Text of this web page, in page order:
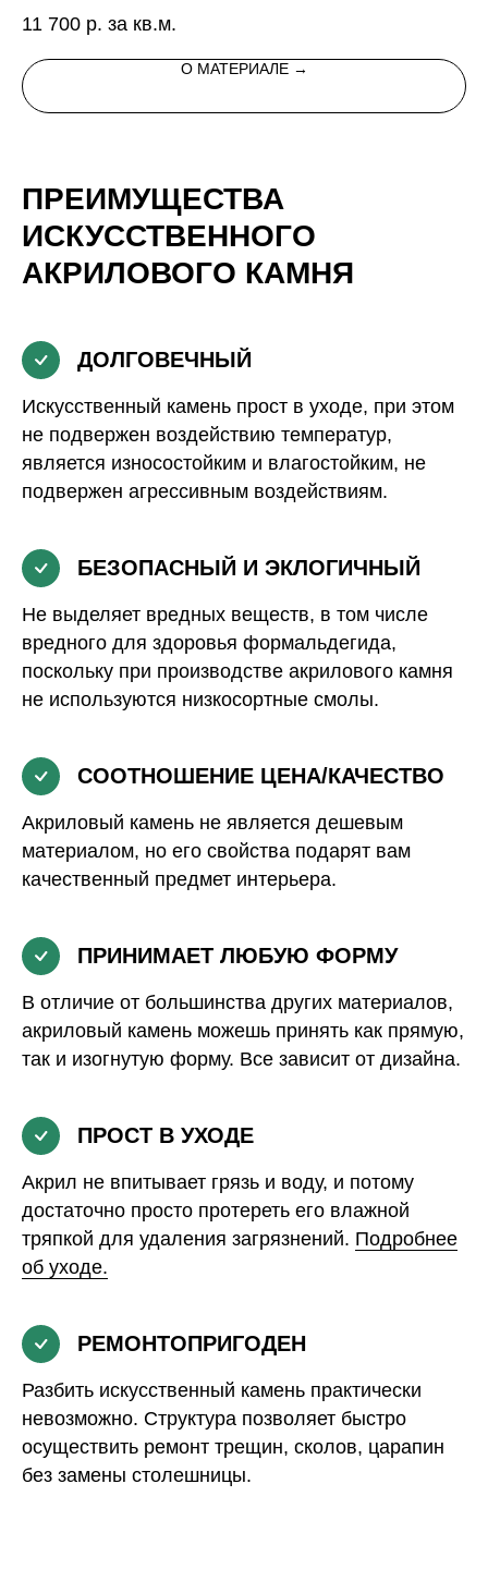
11 700 р. за кв.м.
О МАТЕРИАЛЕ →
ПРЕИМУЩЕСТВА
ИСКУССТВЕННОГО
АКРИЛОВОГО КАМНЯ
ДОЛГОВЕЧНЫЙ
Искусственный камень прост в уходе, при этом
не подвержен воздействию температур,
является износостойким и влагостойким, не
подвержен агрессивным воздействиям.
БЕЗОПАСНЫЙ И ЭКЛОГИЧНЫЙ
Не выделяет вредных веществ, в том числе
вредного для здоровья формальдегида,
поскольку при производстве акрилового камня
не используются низкосортные смолы.
СООТНОШЕНИЕ ЦЕНА/КАЧЕСТВО
Акриловый камень не является дешевым
материалом, но его свойства подарят вам
качественный предмет интерьера.
ПРИНИМАЕТ ЛЮБУЮ ФОРМУ
В отличие от большинства других материалов,
акриловый камень можешь принять как прямую,
так и изогнутую форму. Все зависит от дизайна.
ПРОСТ В УХОДЕ
Акрил не впитывает грязь и воду, и потому
достаточно просто протереть его влажной
тряпкой для удаления загрязнений. Подробнее
об уходе.
РЕМОНТОПРИГОДЕН
Разбить искусственный камень практически
невозможно. Структура позволяет быстро
осуществить ремонт трещин, сколов, царапин
без замены столешницы.